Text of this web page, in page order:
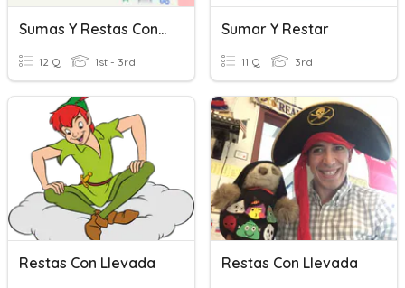
Sumas Y Restas Con Números Decimales.
12 Q 1st - 3rd
Sumar Y Restar
11 Q 3rd
Restas Con Llevada Restas Con Llevada